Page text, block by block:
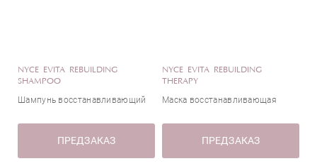
NYCE EVITA REBUILDING
SHAMPOO
Шампунь восстанавливающий
ПРЕДЗАКАЗ
NYCE EVITA REBUILDING
THERAPY
Маска восстанавливающая
ПРЕДЗАКАЗ